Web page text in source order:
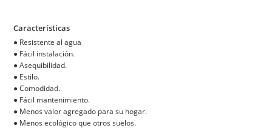
Características
● Resistente al agua
● Fácil instalación.
●Asequibilidad.
● Estilo.
●Comodidad.
● Fácil mantenimiento.
● Menos valor agregado para su hogar.
● Menos ecológico que otros suelos.